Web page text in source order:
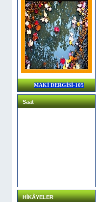
MAKİ DERGİSİ-105
Saat
HİKÂYELER